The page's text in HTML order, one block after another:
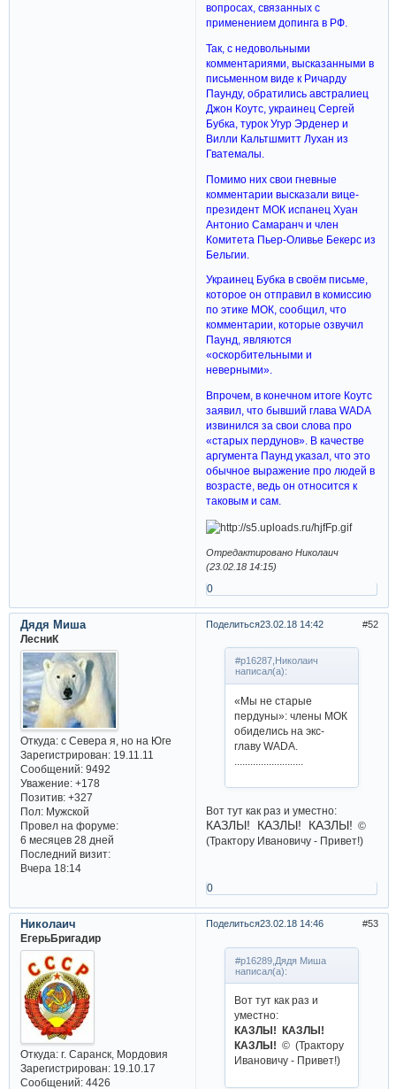
вопросах, связанных с
применением допинга в РФ.
Так, с недовольными
комментариями, высказанными в
письменном виде к Ричарду
Паунду, обратились австралиец
Джон Коутс, украинец Сергей
Бубка, турок Угур Эрденер и
Вилли Кальтшмитт Лухан из
Гватемалы.
Помимо них свои гневные
комментарии высказали вице-
президент МОК испанец Хуан
Антонио Самаранч и член
Комитета Пьер-Оливье Бекерс из
Бельгии.
Украинец Бубка в своём письме,
которое он отправил в комиссию
по этике МОК, сообщил, что
комментарии, которые озвучил
Паунд, являются
«оскорбительными и
неверными».
Впрочем, в конечном итоге Коутс
заявил, что бывший глава WADA
извинился за свои слова про
«старых пердунов». В качестве
аргумента Паунд указал, что это
обычное выражение про людей в
возрасте, ведь он относится к
таковым и сам.
Отредактировано Николаич
(23.02.18 14:15)
0
Поделиться 52
23.02.18 14:42
Дядя Миша
ЛесниК
Откуда:с Севера я, но на Юге
Зарегистрирован: 19.11.11
Сообщений:9492
Уважение: +178
Позитив: +327
Пол:Мужской
Провел на форуме:
6 месяцев 28 дней
Последний визит:
Вчера 18:14
#p16287,Николаич
написал(а):
«Мы не старые
пердуны»: члены МОК
обиделись на экс-
главу WADA.
Вот тут как раз и уместно:
КАЗЛЫ! КАЗЛЫ! КАЗЛЫ! ©
(Трактору Ивановичу - Привет!)
0
Поделиться 53
23.02.18 14:46
Николаич
ЕгерьБригадир
Откуда:г. Саранск, Мордовия
Зарегистрирован: 19.10.17
Сообщений:4426
#p16289,Дядя Миша
написал(а):
Вот тут как раз и
уместно:
КАЗЛЫ! КАЗЛЫ!
КАЗЛЫ! © (Трактору
Ивановичу - Привет!)